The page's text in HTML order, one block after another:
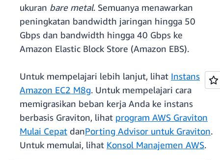
ukuran bare metal. Semuanya menawarkan
peningkatan bandwidth jaringan hingga 50
Gbps dan bandwidth hingga 40 Gbps ke
Amazon Elastic Block Store (Amazon EBS).
Untuk mempelajari lebih lanjut, lihat Instans
Amazon EC2 M8g. Untuk mempelajari cara
memigrasikan beban kerja Anda ke instans
berbasis Graviton, lihat program AWS Graviton
Mulai Cepat danPorting Advisor untuk Graviton.
Untuk memulai, lihat Konsol Manajemen AWS.